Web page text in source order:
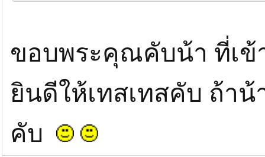
ขอบพระคุณคับน้า ที่เ
ยินดีให้เทสเทสคับ ถ้าน้
คับ